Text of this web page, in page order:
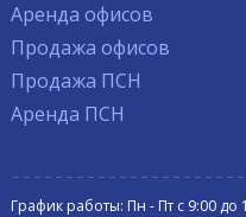
Аренда офисов
Продажа офисов
Продажа ПСН
Аренда ПСН
График работы: Пн - Пт с 9:00 до